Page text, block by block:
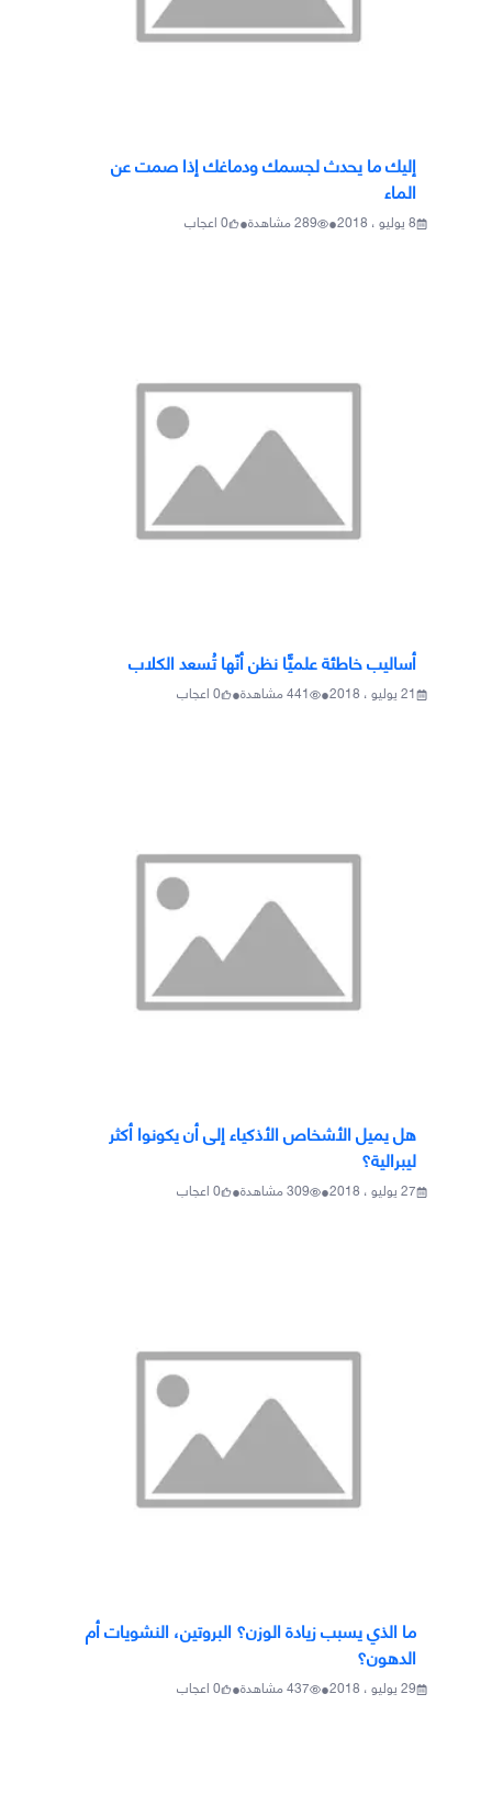
إليك ما يحدث لجسمك ودماغك إذا صمت عن
الماء
8 يوليو ، 2018 •
289مشاهدة•
0اعجاب
أساليب خاطئة علميًّا نظن أنّها تُسعد الكلاب
21 يوليو ، 2018 •
441مشاهدة•
0اعجاب
هل يميل الأشخاص الأذكياء إلى أن يكونوا أكثر
ليبرالية؟
27 يوليو ، 2018 •
309مشاهدة•
0اعجاب
ما الذي يسبب زيادة الوزن؟ البروتين، النشويات أم
الدهون؟
29 يوليو ، 2018 •
437مشاهدة•
0اعجاب